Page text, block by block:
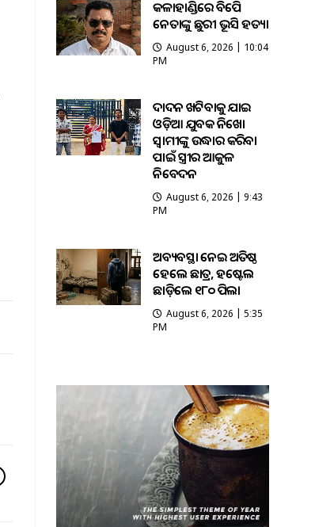
କଳାହାଣ୍ଡିରେ ବିଜେପି
ନେତାଙ୍କୁ ଛୁରୀ ଭୂସି ହତ୍ୟା
August 6, 2026 | 10:04
PM
ଦାଦନ ଖଟିବାକୁ ଯାଇ
ଓଡ଼ିଆ ଯୁବକ ନିଖୋଜ
ସ୍ବାମୀଙ୍କୁ ଉଦ୍ଧାର କରିବା
ପାଇଁ ସ୍ତ୍ରୀର ଆକୁଳ
ନିବେଦନ
August 6, 2026 | 9:43
PM
ଅବ୍ୟବସ୍ଥା ନେଇ ଅତିଷ୍ଠ
ହେଲେ ଛାତ୍ର, ହଷ୍ଟେଲ
ଛାଡ଼ିଲେ ୧୮୦ ପିଲା
August 6, 2026 | 5:35
PM